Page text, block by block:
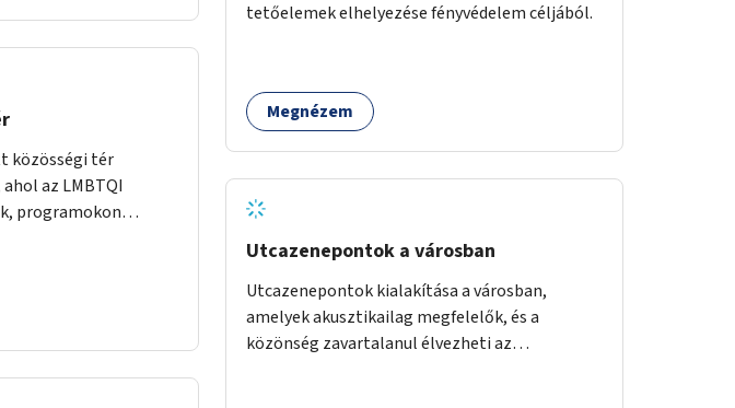
közösségi tér
az LMBTQI
programokon
kulturális
tetőelemek elhelyezése fényvédelem céljából.
Megnézem
Utcazenepontok a városban
Utcazenepontok kialakítása a városban,
amelyek akusztikailag megfelelők, és a
közönség zavartalanul élvezheti az